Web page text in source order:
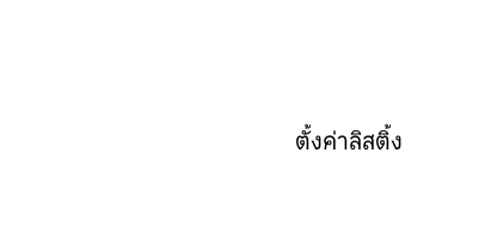
ตั้งค่าลิสติ้ง